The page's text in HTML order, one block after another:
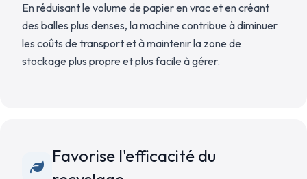
En réduisant le volume de papier en vrac et en créant
des balles plus denses, la machine contribue à diminuer
les coûts de transport et à maintenir la zone de
stockage plus propre et plus facile à gérer.
Favorise l'efficacité du